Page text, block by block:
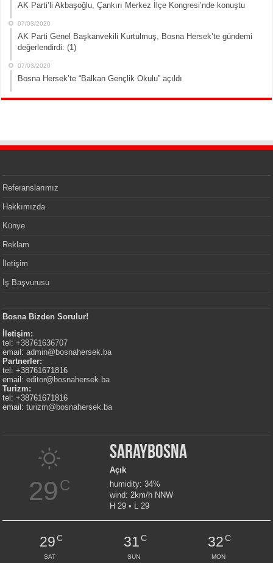
AK Parti’li Akbaşoğlu, Çankırı Merkez İlçe Kongresi’nde konuştu
07/03/2020
AK Parti Genel Başkanvekili Kurtulmuş, Bosna Hersek’te gündemi
değerlendirdi: (1)
07/03/2020
Bosna Hersek’te “Balkan Gençlik Okulu” açıldı
Referanslarımız
Hakkımızda
Künye
Reklam
İletişim
İş Başvurusu
Bosna Bizden Sorulur!
İletişim:
tel: +38761636707
email:admin@bosnahersek.ba
Partnerler:
tel: +38761671816
email:editor@bosnahersek.ba
Turizm:
tel: +38761671816
email:turizm@bosnahersek.ba
29 C
Saraybosna
Açık
humidity: 34%
wind: 2km/h NNW
H 29 • L 29
29C
SAT
31C
SUN
32C
MON